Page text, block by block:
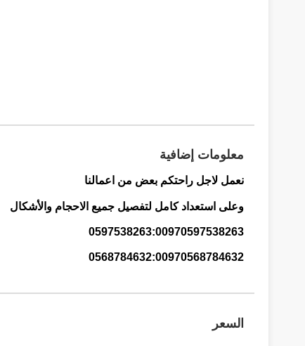
معلومات إضافية
نعمل لاجل راحتكم بعض من اعمالنا
وعلى استعداد كامل لتفصيل جميع الاحجام والأشكال
0597538263:00970597538263
‭0568784632:00970568784632
السعر